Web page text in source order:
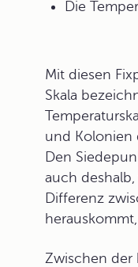
Die
Mit diesen
Skala
und Kolonien
Den
auch
Differenz
Zwischen der